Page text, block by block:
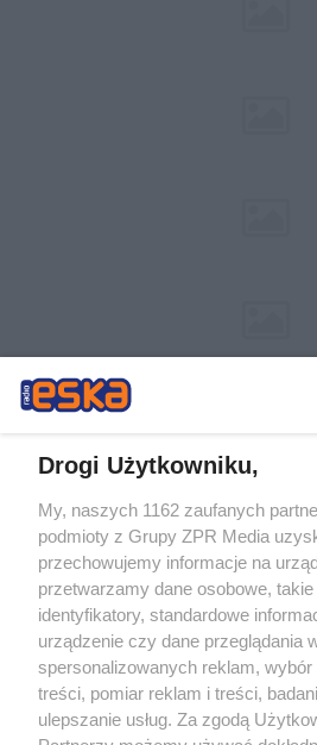
Żaden utwór zamieszczony w serwisie nie
rozpowszechniany lub dalej
tym także elektroniczny lub mechaniczny)
eksploatacji w jakiejkolwiek formie,
Internecie bez pisemnej zgody właściciela
wykorzystanie utworów w całości lub w
tzn. bez właściwej zgody, jest zabronione
ścigane prawnie.
Drogi Użytkowniku,
My, naszych 1162 zaufanych
podmioty z Grupy ZPR Media
przechowujemy informacje na
przetwarzamy dane osobowe,
identyfikatory, standardowe
urządzenie czy dane przeglądania
spersonalizowanych reklam,
treści, pomiar reklam i treści,
ulepszanie usług. Za zgodą